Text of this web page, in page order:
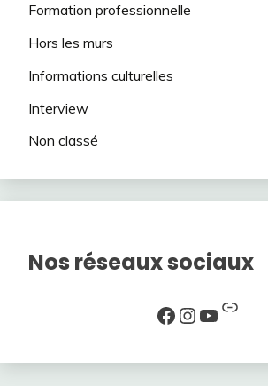
Formation professionnelle
Hors les murs
Informations culturelles
Interview
Non classé
Nos réseaux sociaux
Facebook
Instagram
YouTube
Lien